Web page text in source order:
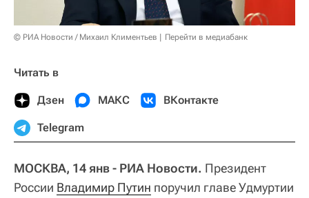
© РИА Новости / Михаил Климентьев Перейти в медиабанк
Читать в
Дзен МАКС ВКонтакте
Telegram
МОСКВА, 14 янв - РИА Новости. Президент
России Владимир Путин поручил главе Удмуртии